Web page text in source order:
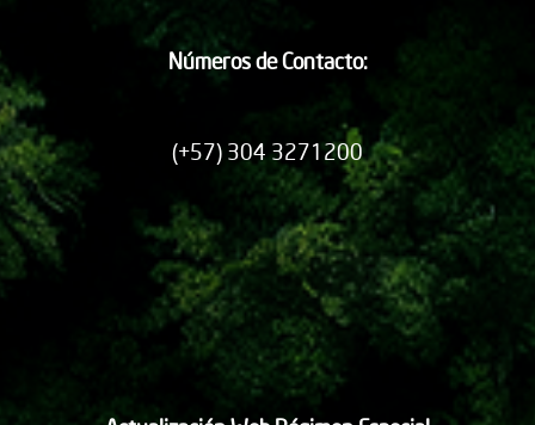
Números de Contacto:
(+57) 304 3271200